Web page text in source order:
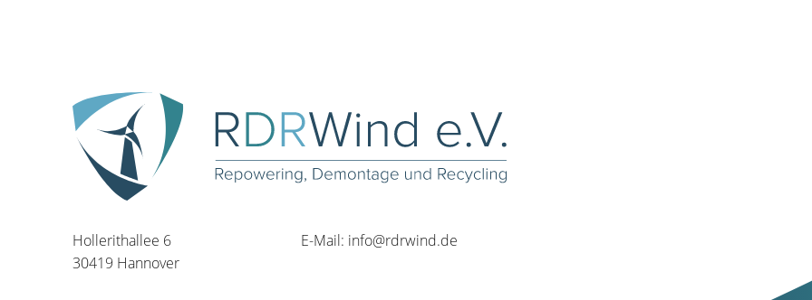
Hollerithallee 6
30419 Hannover
E-Mail: info@rdrwind.de